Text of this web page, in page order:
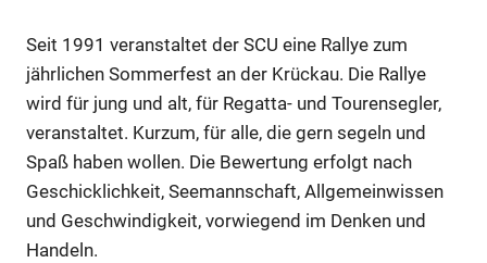
Seit 1991 veranstaltet der SCU eine Rallye zum
jährlichen Sommerfest an der Krückau. Die Rallye
wird für jung und alt, für Regatta- und Tourensegler,
veranstaltet. Kurzum, für alle, die gern segeln und
Spaß haben wollen. Die Bewertung erfolgt nach
Geschicklichkeit, Seemannschaft, Allgemeinwissen
und Geschwindigkeit, vorwiegend im Denken und
Handeln.